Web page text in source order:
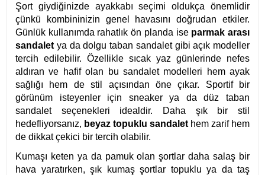
Şort giydiğinizde ayakkabı seçimi oldukça önemlidir
çünkü kombininizin genel havasını doğrudan etkiler.
Günlük kullanımda rahatlık ön planda ise parmak arası
sandalet ya da dolgu taban sandalet gibi açık modeller
tercih edilebilir. Özellikle sıcak yaz günlerinde nefes
aldıran ve hafif olan bu sandalet modelleri hem ayak
sağlığı hem de stil açısından öne çıkar. Sportif bir
görünüm isteyenler için sneaker ya da düz taban
sandalet seçenekleri idealdir. Daha şık bir stil
hedefliyorsanız, beyaz topuklu sandalet hem zarif hem
de dikkat çekici bir tercih olabilir.
Kumaşı keten ya da pamuk olan şortlar daha salaş bir
hava yaratırken, şık kumaş şortlar topuklu ya da taş